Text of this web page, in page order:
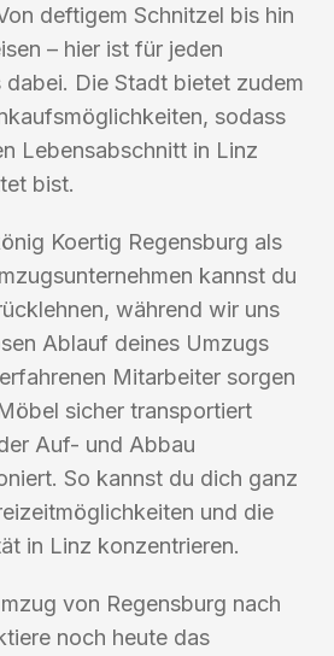
deftigem Schnitzel bis hin
– hier ist für jeden
Die Stadt bietet zudem
sodass
Lebensabschnitt in Linz
bist.
Koertig Regensburg als
kannst du
während wir uns
Ablauf deines Umzugs
Mitarbeiter sorgen
sicher transportiert
Auf- und Abbau
So kannst du dich ganz
und die
in Linz konzentrieren.
von Regensburg nach
noch heute das